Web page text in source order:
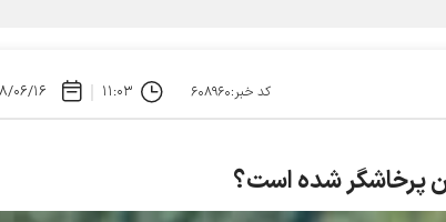
کد خبر:۶۰۸۹۶۰ ۱۱:۰۳ ۱۳۹۸/
پرخاشگر شده است؟